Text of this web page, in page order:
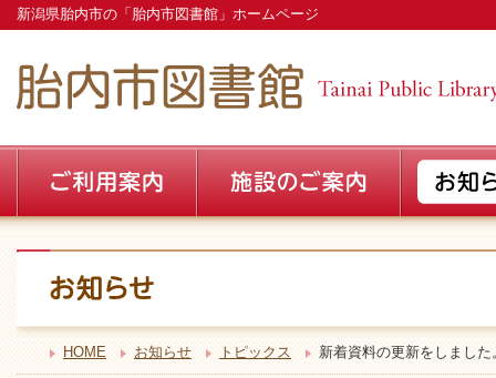
新潟県胎内市の「胎内市図書館」ホームページ
HOME お知らせ トピックス 新着資料の更新をしまし